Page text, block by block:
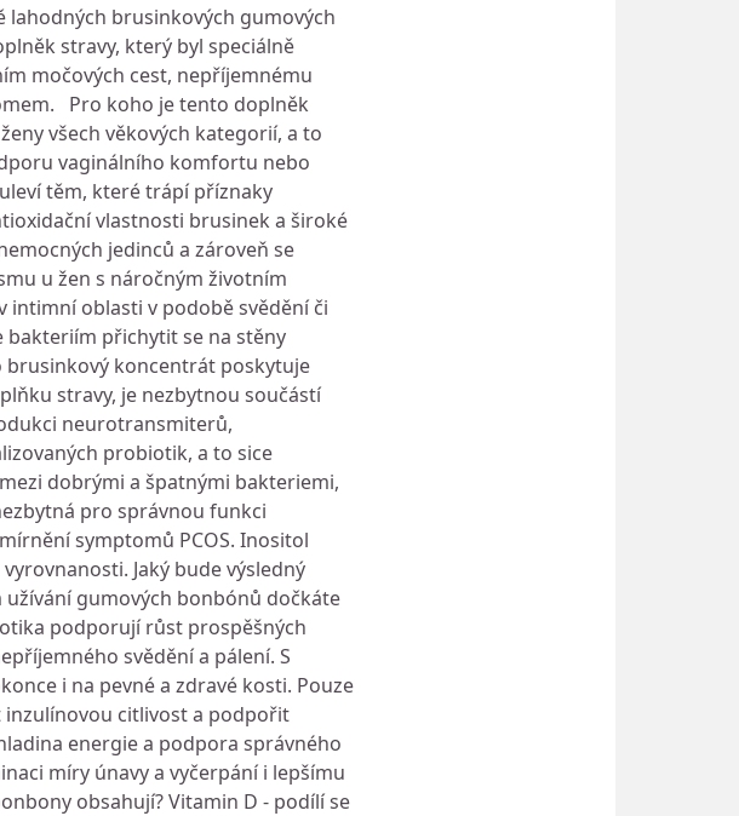
lahodných brusinkových gumových
stravy, který byl speciálně
močových cest, nepříjemnému
Pro koho je tento doplněk
všech věkových kategorií, a to
vaginálního komfortu nebo
těm, které trápí příznaky
vlastnosti brusinek a široké
jedinců a zároveň se
u žen s náročným životním
oblasti v podobě svědění či
bakteriím přichytit se na stěny
brusinkový koncentrát poskytuje
stravy, je nezbytnou součástí
neurotransmiterů,
probiotik, a to sice
dobrými a špatnými bakteriemi,
pro správnou funkci
symptomů PCOS. Inositol
Jaký bude výsledný
gumových bonbónů dočkáte
podporují růst prospěšných
svědění a pálení. S
i na pevné a zdravé kosti. Pouze
inzulínovou citlivost a podpořit
energie a podpora správného
míry únavy a vyčerpání i lepšímu
obsahují? Vitamin D - podílí se